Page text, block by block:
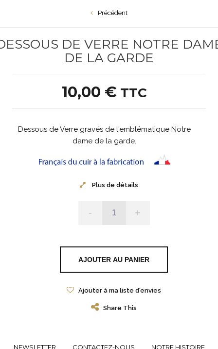
Précédent
DE VERRE NOTRE
DE LA GARDE
10,00 € TTC
Dessous de Verre gravés de l'emblématique Notre
dame de la garde.
Plus de détails
- +
AJOUTER AU PANIER
Ajouter à ma liste d'envies
Share This
Corse
NEWSLETTER CONTACTEZ-NOUS NOTRE HISTOIRE